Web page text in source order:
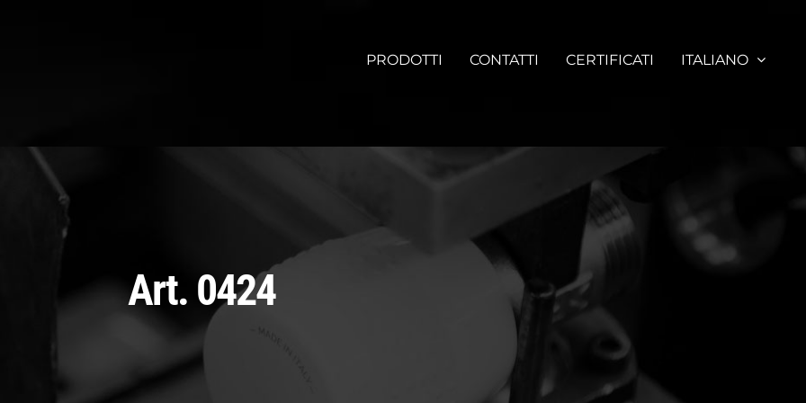
PRODOTTI CONTATTI CERTIFICATI ITALIANO
Art. 0424